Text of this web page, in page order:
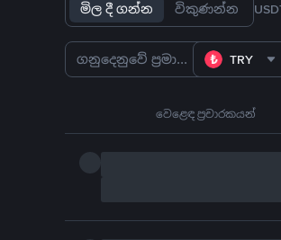
මිල දී ගන්න විකුණන්න
TRY
වෙළෙඳ ප්‍රචාරකයන්